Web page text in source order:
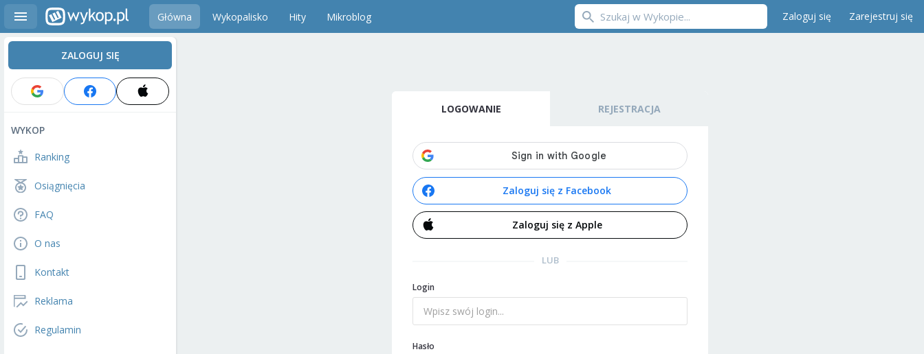
Główna Wykopalisko Hity Mikroblog Zaloguj się Zarejestruj się
ZALOGUJ SIĘ
WYKOP
Ranking
Osiągnięcia
FAQ
O nas
Kontakt
Reklama
Regulamin
LOGOWANIE REJESTRACJA
Zaloguj się z Facebook
Zaloguj się z Apple
LUB
Login
Hasło